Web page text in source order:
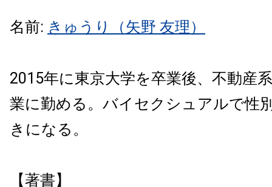
名前: きゅうり（矢野 友理）
2015年に東京大学を卒業後、不動産
業に勤める。バイセクシュアルで性
きになる。
【著書】